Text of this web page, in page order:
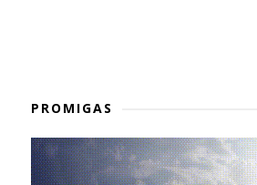
PROMIGAS